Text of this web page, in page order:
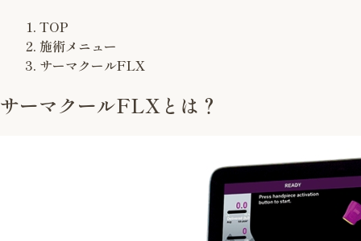
TOP
施術メニュー
サーマクールFLX
サーマクールFLXとは？